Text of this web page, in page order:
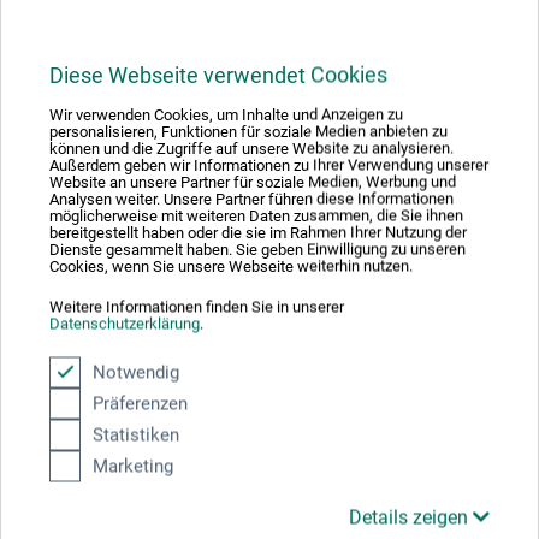
Diese Webseite verwendet Cookies
Wir verwenden Cookies, um Inhalte und Anzeigen zu
personalisieren, Funktionen für soziale Medien anbieten zu
können und die Zugriffe auf unsere Website zu analysieren.
Außerdem geben wir Informationen zu Ihrer Verwendung unserer
Website an unsere Partner für soziale Medien, Werbung und
Analysen weiter. Unsere Partner führen diese Informationen
möglicherweise mit weiteren Daten zusammen, die Sie ihnen
bereitgestellt haben oder die sie im Rahmen Ihrer Nutzung der
Dienste gesammelt haben. Sie geben Einwilligung zu unseren
Cookies, wenn Sie unsere Webseite weiterhin nutzen.
Weitere Informationen finden Sie in unserer
Datenschutzerklärung.
Notwendig
Präferenzen
Statistiken
Marketing
Details zeigen
Alterungsbeständigkeit. Die gute Lichtdurchlässigkeit
macht das Transparentpapier vielseitig verwendbar. Erste
Ideen, Entwürfe oder Vorplanungen können festgehalten
und schnell und präzise umgesetzt werden. Das dünne
Papier eignet sich auch zum Durchpausen sowie für
Arbeiten mit Kohle-, Grafit- und Farbstiften, Tinten und
Tuschen. Bei Tuschearbeiten erzielt man gute
der Strichstärke. Grafit hinterlässt klare Striche, auch bei
das Papier einwandfrei erneut bezeichnet werden und
beweist gute Kopierfähigkeit. Ein weiterer Vorzug des
stabilen aber leichten Materials ist, dass man es als
Schutzpapier für Kunstwerke und Fotografien verwenden